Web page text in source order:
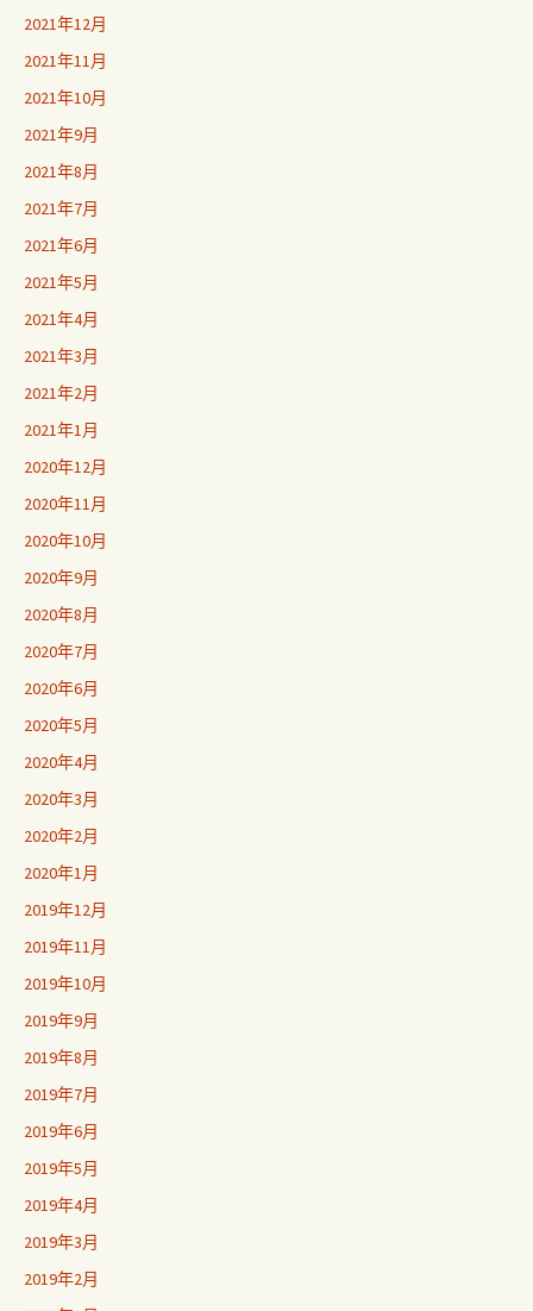
2021年12月
2021年11月
2021年10月
2021年9月
2021年8月
2021年7月
2021年6月
2021年5月
2021年4月
2021年3月
2021年2月
2021年1月
2020年12月
2020年11月
2020年10月
2020年9月
2020年8月
2020年7月
2020年6月
2020年5月
2020年4月
2020年3月
2020年2月
2020年1月
2019年12月
2019年11月
2019年10月
2019年9月
2019年8月
2019年7月
2019年6月
2019年5月
2019年4月
2019年3月
2019年2月